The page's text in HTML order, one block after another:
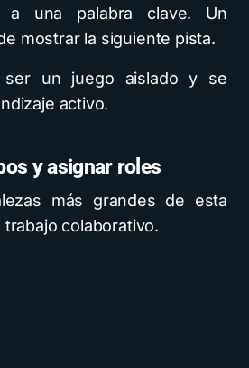
a una palabra clave. Un
mostrar la siguiente pista.
un juego aislado y se
activo.
y asignar roles
más grandes de esta
colaborativo.